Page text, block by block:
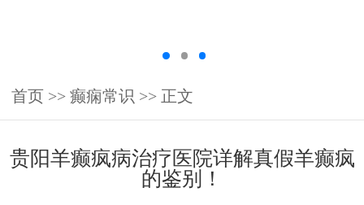
首页 >> 癫痫常识 >> 正文
贵阳羊癫疯病治疗医院详解真假羊癫疯
的鉴别！